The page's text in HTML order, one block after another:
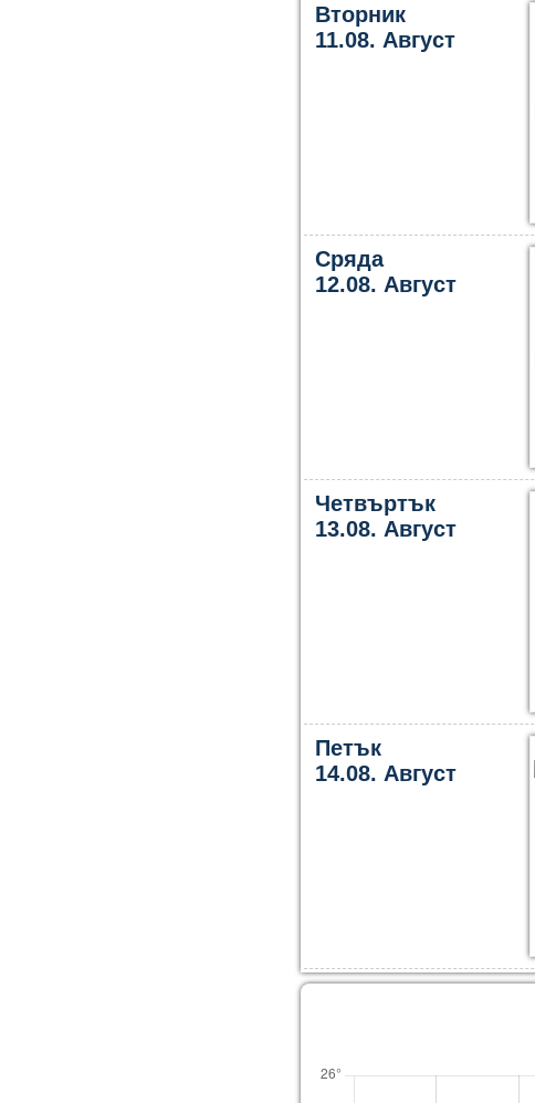
Вторник
11.08. Август
Сряда
12.08. Август
Четвъртък
13.08. Август
Петък
14.08. Август